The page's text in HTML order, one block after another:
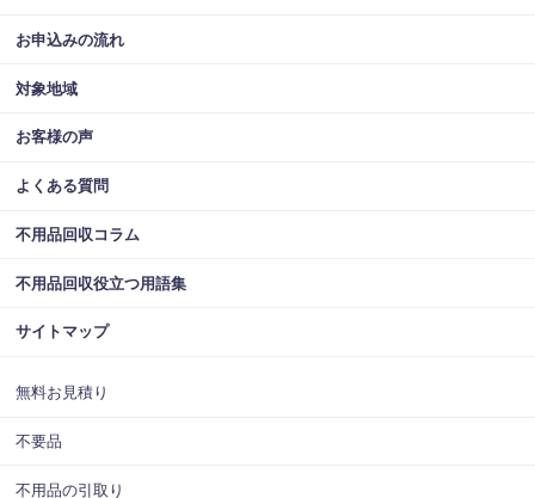
お申込みの流れ
対象地域
お客様の声
よくある質問
不用品回収コラム
不用品回収役立つ用語集
サイトマップ
無料お見積り
不要品
不用品の引取り